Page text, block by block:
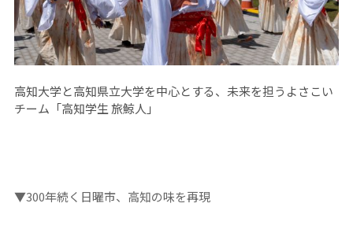
高知大学と高知県立大学を中心とする、未来を担うよさこい
チーム「高知学生 旅鯨人」
▼300年続く日曜市、高知の味を再現